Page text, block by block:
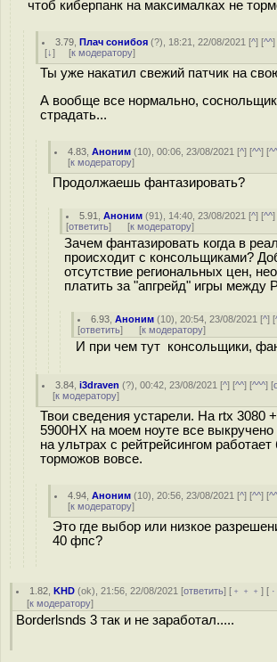
чтоб киберпанк на максималках не
3.79 ,Плач сонибоя (?), 18:21, 22/08/2021 [^] [^^]
[↓] [к модератору]
Ты уже накатил свежий патчик на
А вообще все нормально,
стpaдaть...
4.83 ,Аноним (10), 00:06, 23/08/2021 [^] [^^] [
[к модератору]
Продолжаешь фантазировать?
5.91 ,Аноним (91), 14:40, 23/08/2021 [^] [^^]
[ответить] [к модератору]
Зачем фантазировать когда в
происходит с консольщиками?
отсутствие региональных цен,
платить за "апгрейд" игры между
6.93 ,Аноним (10), 20:54, 23/08/2021 [^] [
[ответить] [к модератору]
И при чем тут консольщики,
3.84 ,i3draven (?), 00:42, 23/08/2021 [^] [^^] [^^^] [
[к модератору]
Твои сведения устарели. На rtx 3080
5900HX на моем ноуте все выкручено
на ультрах с рейтрейсингом работает
торможов вовсе.
4.94 ,Аноним (10), 20:56, 23/08/2021 [^] [^^] [
[к модератору]
Это где выбор или низкое
40 фпс?
1.82 ,KHD (ok), 21:56, 22/08/2021 [ответить] [ ﹢﹢﹢] [
[к модератору]
Borderlsnds 3 так и не заработал.....